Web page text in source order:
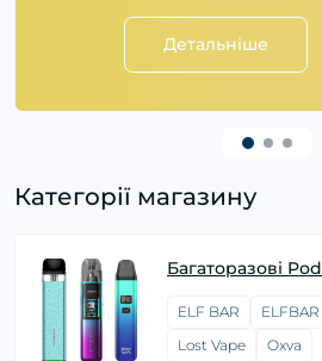
Детальніше
Категорії магазину
Багаторазові Pod
ELF BAR ELFBAR
Lost Vape
Oxva